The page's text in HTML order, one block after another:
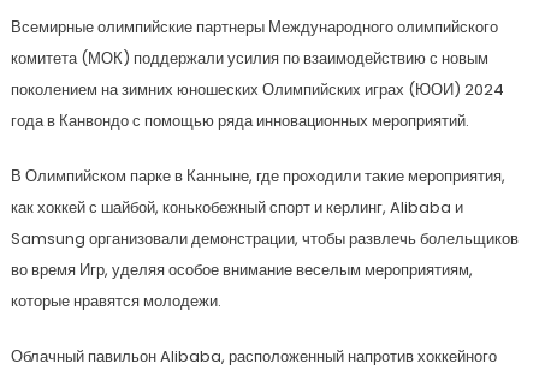
Всемирные олимпийские партнеры Международного олимпийского
комитета (МОК) поддержали усилия по взаимодействию с новым
поколением на зимних юношеских Олимпийских играх (ЮОИ) 2024
года в Канвондо с помощью ряда инновационных мероприятий.
В Олимпийском парке в Канныне, где проходили такие мероприятия,
как хоккей с шайбой, конькобежный спорт и керлинг, Alibaba и
Samsung организовали демонстрации, чтобы развлечь болельщиков
во время Игр, уделяя особое внимание веселым мероприятиям,
которые нравятся молодежи.
Облачный павильон Alibaba, расположенный напротив хоккейного